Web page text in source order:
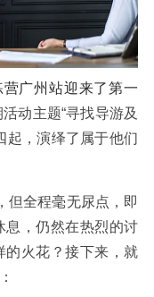
广州站迎来了第一
动主题“寻找导游及
起，演绎了属于他们
但全程毫无尿点，即
息，仍然在热烈的讨
的火花？接下来，就